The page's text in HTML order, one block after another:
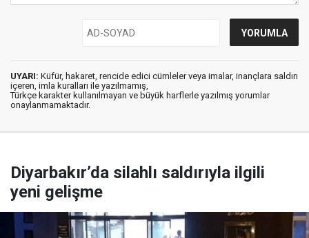
UYARI: Küfür, hakaret, rencide edici cümleler veya imalar, inançlara saldırı
içeren, imla kuralları ile yazılmamış,
Türkçe karakter kullanılmayan ve büyük harflerle yazılmış yorumlar
onaylanmamaktadır.
Diyarbakır’da silahlı saldırıyla ilgili
yeni gelişme